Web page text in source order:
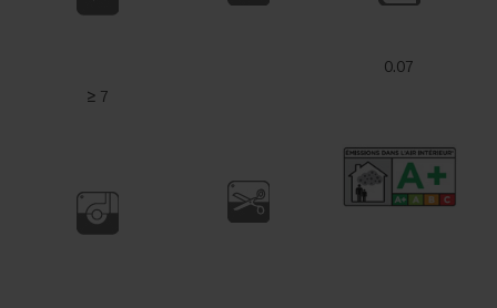
≥ 7
0.07